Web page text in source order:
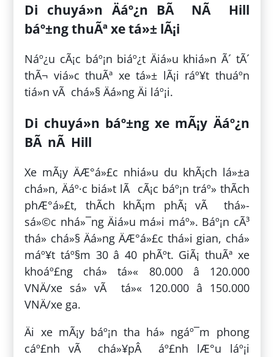
Di chuyá»n Äáº¿n BÃ NÃ Hill
báº±ng thuÃª xe tá»± lÃ¡i
Náº¿u cÃ¡c báº¡n biáº¿t Äiá»u khiá»n Ã´ tÃ´
thÃ¬ viá»c thuÃª xe tá»± lÃ¡i ráº¥t thuáº­n
tiá»n vÃ chá»§ Äá»ng Äi láº¡i.
Di chuyá»n báº±ng xe mÃ¡y Äáº¿n
BÃ nÃ Hill
Xe mÃ¡y ÄÆ°á»£c nhiá»u du khÃ¡ch lá»±a
chá»n, Äáº·c biá»t lÃ cÃ¡c báº¡n tráº» thÃ­ch
phÆ°á»£t, thÃ­ch khÃ¡m phÃ¡ vÃ thá»­
sá»©c nhá»¯ng Äiá»u má»i máº». Báº¡n cÃ³
thá» chá»§ Äá»ng ÄÆ°á»£c thá»i gian, chá»
máº¥t táº§m 30 â 40 phÃºt. GiÃ¡ thuÃª xe
khoáº£ng chá» tá»« 80.000 â 120.000
VNÄ/xe sá» vÃ tá»« 120.000 â 150.000
VNÄ/xe ga.
Äi xe mÃ¡y báº¡n tha há» ngáº¯m phong
cáº£nh vÃ chá»¥pÂ áº£nh lÆ°u láº¡i